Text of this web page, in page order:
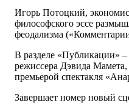
Игорь Потоцкий,
философского эссе
феодализма
В разделе «Публикации» –
режиссера Дэвида
премьерой спектакля
Завершает номер новый